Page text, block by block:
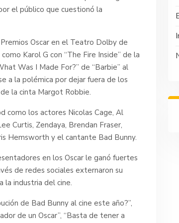
el público que cuestionó la
Oscar en el Teatro Dolby de
Karol G con “The Fire Inside” de la
Was I Made For?” de “Barbie” al
a la polémica por dejar fuera de los
la cinta Margot Robbie.
como los actores Nicolas Cage, Al
Curtis, Zendaya, Brendan Fraser,
Hemsworth y el cantante Bad Bunny.
en los Oscar le ganó fuertes
de redes sociales externaron su
la industria del cine.
de Bad Bunny al cine este año?”,
de un Oscar”, “Basta de tener a